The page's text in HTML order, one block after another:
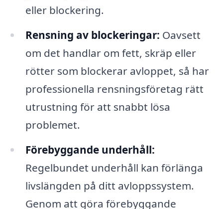
eller blockering.
Rensning av blockeringar: Oavsett
om det handlar om fett, skräp eller
rötter som blockerar avloppet, så har
professionella rensningsföretag rätt
utrustning för att snabbt lösa
problemet.
Förebyggande underhåll:
Regelbundet underhåll kan förlänga
livslängden på ditt avloppssystem.
Genom att göra förebyggande